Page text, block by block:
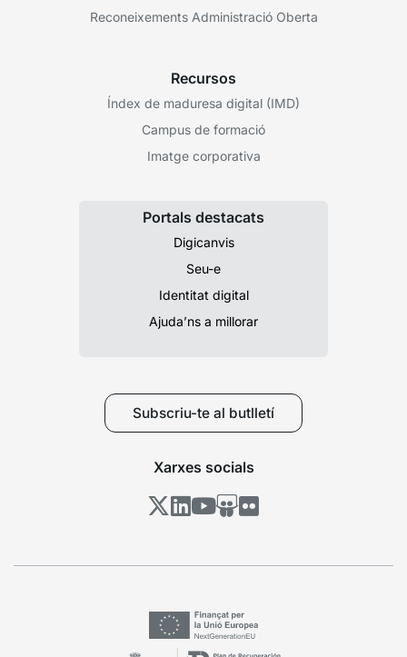
Reconeixements Administració Oberta
Recursos
Índex de maduresa digital (IMD)
Campus de formació
Imatge corporativa
Portals destacats
Digicanvis
Seu-e
Identitat digital
Ajuda’ns a millorar
Subscriu-te al butlletí
Xarxes socials